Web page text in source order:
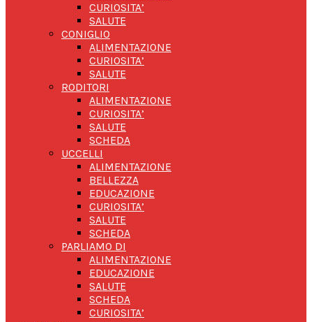
CURIOSITA’
SALUTE
CONIGLIO
ALIMENTAZIONE
CURIOSITA’
SALUTE
RODITORI
ALIMENTAZIONE
CURIOSITA’
SALUTE
SCHEDA
UCCELLI
ALIMENTAZIONE
BELLEZZA
EDUCAZIONE
CURIOSITA’
SALUTE
SCHEDA
PARLIAMO DI
ALIMENTAZIONE
EDUCAZIONE
SALUTE
SCHEDA
CURIOSITA’